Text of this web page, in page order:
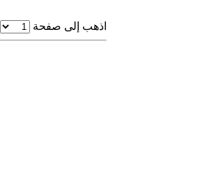
اذهب إلى صفحة